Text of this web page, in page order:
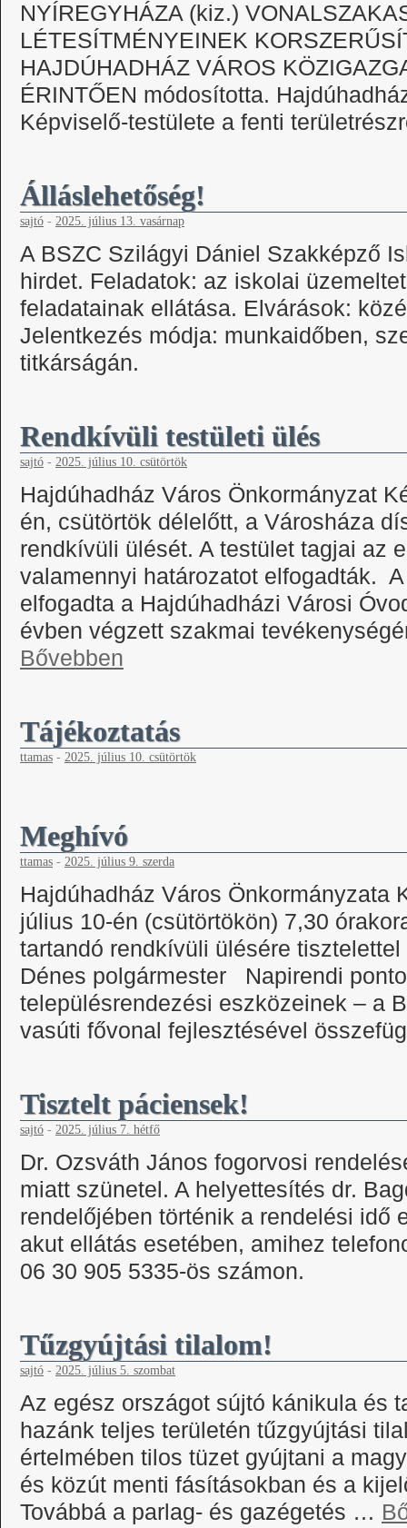
NYÍREGYHÁZA (kiz.)
LÉTESÍTMÉNYEINEK
HAJDÚHADHÁZ VÁROS
ÉRINTŐEN módosította.
Képviselő-testülete a fenti
Álláslehetőség!
sajtó - 2025. július 13. vasárnap
A BSZC Szilágyi Dániel Szakképző
hirdet. Feladatok: az iskolai
feladatainak ellátása. Elvárások:
Jelentkezés módja: munkaidőben,
titkárságán.
Rendkívüli testületi ülés
sajtó - 2025. július 10. csütörtök
Hajdúhadház Város Önkormányzat
én, csütörtök délelőtt, a Városháza
rendkívüli ülését. A testület tagjai az
valamennyi határozatot elfogadták.
elfogadta a Hajdúhadházi Városi
évben végzett szakmai
Bővebben
Tájékoztatás
ttamas - 2025. július 10. csütörtök
Meghívó
ttamas - 2025. július 9. szerda
Hajdúhadház Város Önkormányzata
július 10-én (csütörtökön) 7,30
tartandó rendkívüli ülésére
Dénes polgármester Napirendi
településrendezési eszközeinek – a
vasúti fővonal fejlesztésével
Tisztelt páciensek!
sajtó - 2025. július 7. hétfő
Dr. Ozsváth János fogorvosi
miatt szünetel. A helyettesítés dr.
rendelőjében történik a rendelési idő
akut ellátás esetében, amihez
06 30 905 5335-ös számon.
Tűzgyújtási tilalom!
sajtó - 2025. július 5. szombat
Az egész országot sújtó kánikula és
hazánk teljes területén tűzgyújtási
értelmében tilos tüzet gyújtani a
és közút menti fásításokban és a
Továbbá a parlag- és gazégetés …